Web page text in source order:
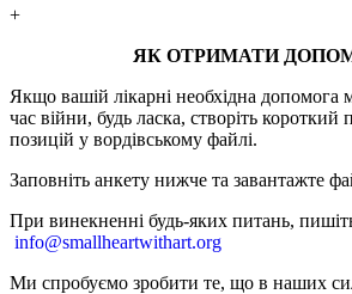
+
ЯК ОТРИМАТИ
Якщо вашій лікарні необхідна допомога
час війни, будь ласка, створіть короткий
позицій у вордівському файлі.
Заповніть анкету нижче та завантажте
При винекненні будь-яких питань, п
info@smallheartwithart.org
Ми спробуємо зробити те, що в наших